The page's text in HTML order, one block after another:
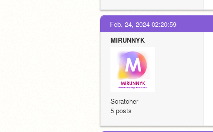
Feb. 24, 2024 02:20:59
MIRUNNYK
Scratcher
5 posts